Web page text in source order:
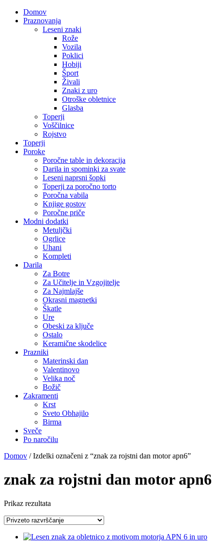
Domov
Praznovanja
Leseni znaki
Rože
Vozila
Poklici
Hobiji
Šport
Živali
Znaki z uro
Otroške obletnice
Glasba
Toperji
Voščilnice
Rojstvo
Toperji
Poroke
Poročne table in dekoracija
Darila in spominki za svate
Leseni naprsni šopki
Toperji za poročno torto
Poročna vabila
Knjige gostov
Poročne priče
Modni dodatki
Metuljčki
Ogrlice
Uhani
Kompleti
Darila
Za Botre
Za Učitelje in Vzgojitelje
Za Najmlajše
Okrasni magnetki
Škatle
Ure
Obeski za ključe
Ostalo
Keramične skodelice
Prazniki
Materinski dan
Valentinovo
Velika noč
Božič
Zakramenti
Krst
Sveto Obhajilo
Birma
Sveče
Po naročilu
Domov / Izdelki označeni z “znak za rojstni dan motor apn6”
znak za rojstni dan motor apn6
Prikaz rezultata